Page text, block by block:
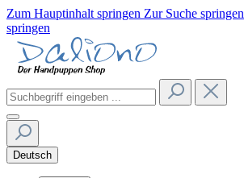
Zum Hauptinhalt springen Zur Suche springen
springen
Deutsch